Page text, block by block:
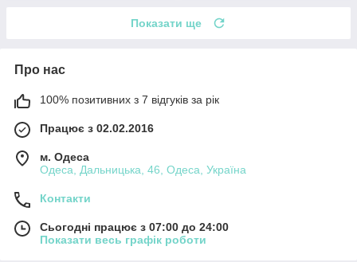
Показати ще
Про нас
100% позитивних з 7 відгуків за рік
Працює з 02.02.2016
м. Одеса
Одеса, Дальницька, 46, Одеса, Україна
Контакти
Сьогодні працює з 07:00 до 24:00
Показати весь графік роботи